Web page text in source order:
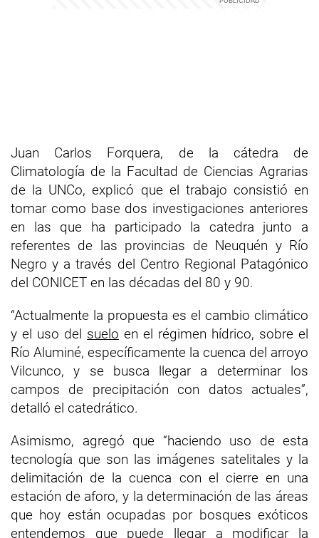
Juan Carlos Forquera, de la cátedra de
Climatología de la Facultad de Ciencias Agrarias
de la UNCo, explicó que el trabajo consistió en
tomar como base dos investigaciones anteriores
en las que ha participado la catedra junto a
referentes de las provincias de Neuquén y Río
Negro y a través del Centro Regional Patagónico
del CONICET en las décadas del 80 y 90.
“Actualmente la propuesta es el cambio climático
y el uso del suelo en el régimen hídrico, sobre el
Río Aluminé, específicamente la cuenca del arroyo
Vilcunco, y se busca llegar a determinar los
campos de precipitación con datos actuales”,
detalló el catedrático.
Asimismo, agregó que “haciendo uso de esta
tecnología que son las imágenes satelitales y la
delimitación de la cuenca con el cierre en una
estación de aforo, y la determinación de las áreas
que hoy están ocupadas por bosques exóticos
entendemos que puede llegar a modificar la